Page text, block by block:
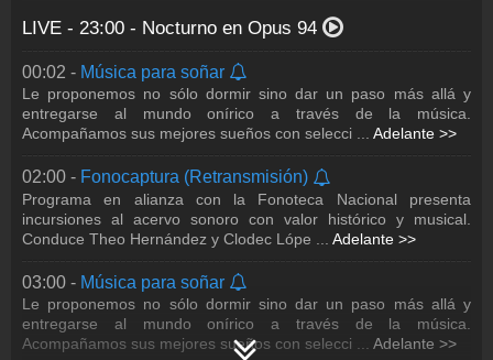
LIVE - 23:00 - Nocturno en Opus 94
00:02 - Música para soñar
Le proponemos no sólo dormir sino dar un paso más allá y
entregarse al mundo onírico a través de la música.
Acompañamos sus mejores sueños con selecci ... Adelante >>
02:00 - Fonocaptura (Retransmisión)
Programa en alianza con la Fonoteca Nacional presenta
incursiones al acervo sonoro con valor histórico y musical.
Conduce Theo Hernández y Clodec Lópe
Adelante >>
03:00 - Música para soñar
Le proponemos no sólo dormir sino dar un paso más allá y
entregarse al mundo onírico a través de la música.
Acompañamos sus mejores sueños con selecci
Adelante >>